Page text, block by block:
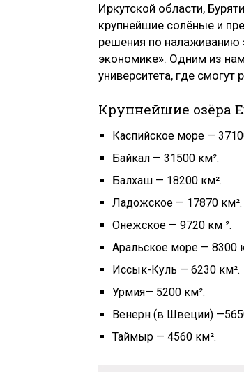
Иркутской области,
крупнейшие солёные и
решения по налаживанию
экономике». Одним из
университета, где смогут
Крупнейшие озёра
Каспийское море —
Байкал — 31500 км².
Балхаш — 18200 км².
Ладожское — 17870 км².
Онежское — 9720 км ².
Аральское море — 8300
Иссык-Куль — 6230 км².
Урмия— 5200 км².
Венерн (в Швеции)
Таймыр — 4560 км².